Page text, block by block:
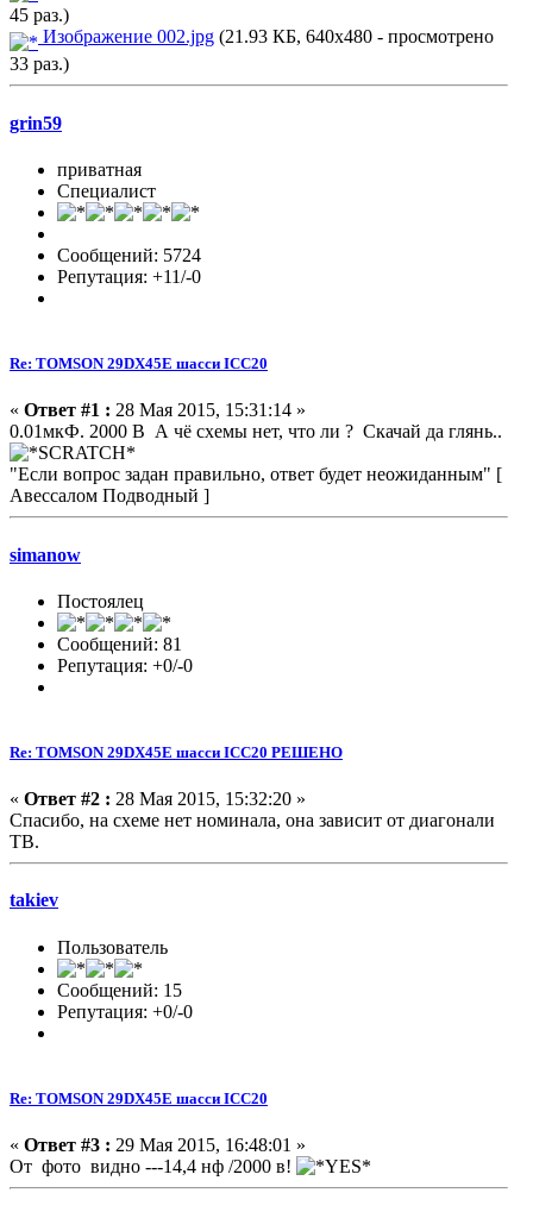
45 раз.)
Изображение 002.jpg (21.93 КБ, 640x480 - просмотрено
33 раз.)
grin59
приватная
Специалист
Сообщений: 5724
Репутация: +11/-0
Re: TOMSON 29DX45E шасси ICC20
« Ответ #1 : 28 Мая 2015, 15:31:14 »
0.01мкФ. 2000 В А чё схемы нет, что ли ? Скачай да глянь..
"Если вопрос задан правильно, ответ будет неожиданным" [
Авессалом Подводный ]
simanow
Постоялец
Сообщений: 81
Репутация: +0/-0
Re: TOMSON 29DX45E шасси ICC20 РЕШЕНО
« Ответ #2 : 28 Мая 2015, 15:32:20 »
Спасибо, на схеме нет номинала, она зависит от диагонали
ТВ.
takiev
Пользователь
Сообщений: 15
Репутация: +0/-0
Re: TOMSON 29DX45E шасси ICC20
« Ответ #3 : 29 Мая 2015, 16:48:01 »
От фото видно ---14,4 нф /2000 в!